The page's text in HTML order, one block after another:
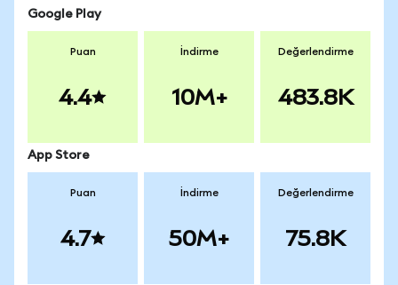
Google Play
Puan
4.4
İndirme
10M+
Değerlendirme
483.8K
App Store
Puan
4.7
İndirme
50M+
Değerlendirme
75.8K